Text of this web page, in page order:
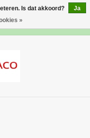
Is dat akkoord?
Ja
»